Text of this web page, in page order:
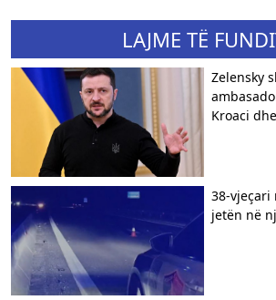
LAJME TË
Zelensky
Kroaci
38-vjeçari
jetën në